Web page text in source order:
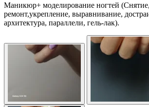
Маникюр+ моделирование ногтей
ремонт,укрепление, выравнивание,
архитектура, параллели, гель-лак).